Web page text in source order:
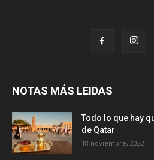
NOTAS MÁS LEIDAS
Todo lo que hay
de Qatar
18 noviembre, 2022